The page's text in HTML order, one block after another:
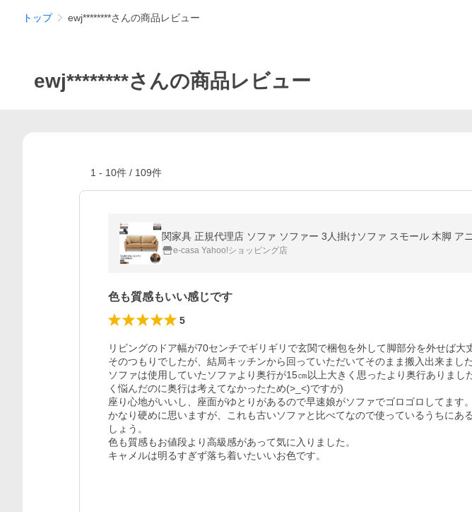
トップ ewj********さんの商品レビュー
ewj********さんの商品レビュー
1 - 10件 / 109件
関家具 正規代理店 ソファ ソファー 3人掛けソファ スモール 木脚
e-casa Yahoo!ショッピング店
色も質感もいい感じです
5
リビングのドア幅が70センチでギリギリで玄関で梱包を外して脚部分を外せば大
そのつもりでしたが、結局キッチンから回っていただいてそのまま搬入出来ました
ソファは使用していたソファより奥行が15㎝以上大きく思ったより奥行ありまし
く悩んだのに奥行は考えてなかったため(>_<)ですが)
座り心地がいいし、座面がゆとりがあるので早速娘がソファでゴロゴロしてます。
かなり硬めに思いますが、これも古いソファと比べてなので使っているうちにあ
しょう。
色も質感もお値段より高級感があって気に入りました。
キャメルは明るすぎず落ち着いたいいお色です。